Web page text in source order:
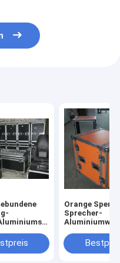
Orange
Sprecher-
einer mit 4"
PVC-Räder